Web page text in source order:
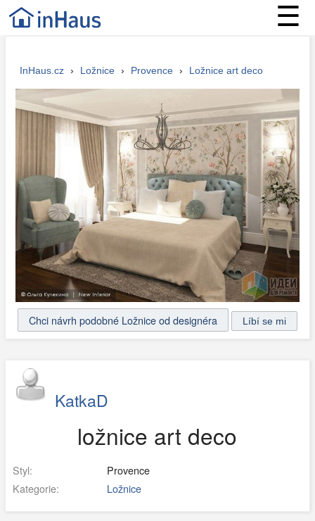
☰
InHaus.cz › Ložnice › Provence › Ložnice art deco
Chci návrh podobné Ložnice od designéra
KatkaD
ložnice art deco
Styl:
Provence
Kategorie:
Ložnice